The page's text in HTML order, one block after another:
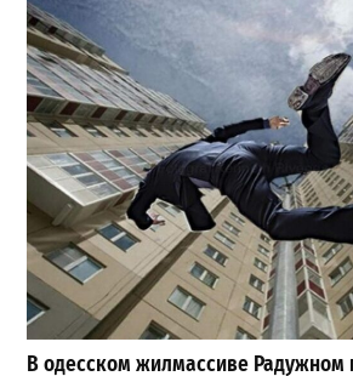
В одесском жилмассиве Радужном